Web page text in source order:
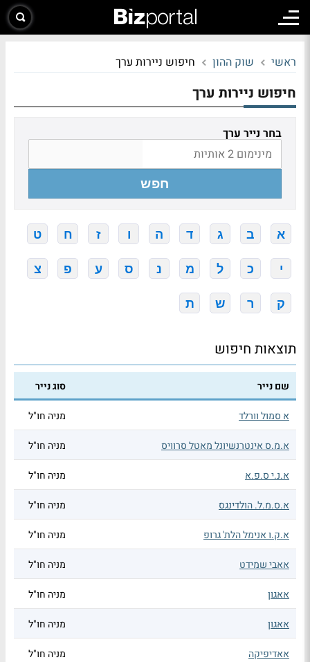
ראשי שוק ההון חיפוש ניירות ערך
חיפוש ניירות ערך
בחר נייר ערך
חפש
א ב ג ד ה ו ז ח ט
י כ ל מ נ ס ע פ צ
ק ר ש ת
תוצאות חיפוש
שם נייר סוג נייר
א סמול וורלד מניה חו"ל
א.מ.ס אינטרנשיונל מאטל סרוויס מניה חו"ל
א.נ.י ס.פ.א מניה חו"ל
א.ס.מ.ל. הולדינגס מניה חו"ל
א.ק.ו אנימל הלת' גרופ מניה חו"ל
אאבי שמידט מניה חו"ל
אאגון מניה חו"ל
אאגון מניה חו"ל
אאדיפיקה מניה חו"ל